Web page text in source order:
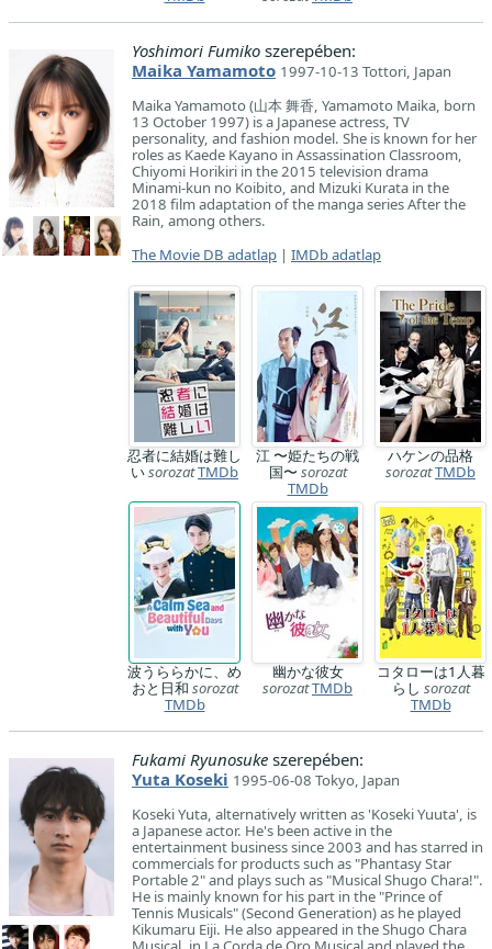
Yoshimori Fumiko szerepében:
Maika Yamamoto 1997-10-13 Tottori, Japan
Maika Yamamoto (山本 舞香, Yamamoto Maika, born
13 October 1997) is a Japanese actress, TV
personality, and fashion model. She is known for her
roles as Kaede Kayano in Assassination Classroom,
Chiyomi Horikiri in the 2015 television drama
Minami-kun no Koibito, and Mizuki Kurata in the
2018 film adaptation of the manga series After the
Rain, among others.
The Movie DB adatlap | IMDb adatlap
忍者に結婚は難し
いsorozatTMDb
江 〜姫たちの戦
国〜 sorozat
TMDb
ハケンの品格
sorozatTMDb
波うららかに、め
おと日和 sorozat
TMDb
幽かな彼女
sorozatTMDb
コタローは1人暮
らし sorozat
TMDb
Fukami Ryunosuke szerepében:
Yuta Koseki 1995-06-08 Tokyo, Japan
Koseki Yuta, alternatively written as 'Koseki Yuuta', is
a Japanese actor. He's been active in the
entertainment business since 2003 and has starred in
commercials for products such as "Phantasy Star
Portable 2" and plays such as "Musical Shugo Chara!".
He is mainly known for his part in the "Prince of
Tennis Musicals" (Second Generation) as he played
Kikumaru Eiji. He also appeared in the Shugo Chara